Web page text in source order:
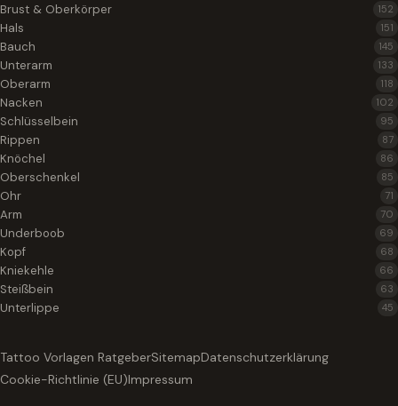
Brust & Oberkörper 152
Hals 151
Bauch 145
Unterarm 133
Oberarm 118
Nacken 102
Schlüsselbein 95
Rippen 87
Knöchel 86
Oberschenkel 85
Ohr 71
Arm 70
Underboob 69
Kopf 68
Kniekehle 66
Steißbein 63
Unterlippe 45
Tattoo Vorlagen RatgeberSitemapDatenschutzerklärung
Cookie-Richtlinie (EU)Impressum